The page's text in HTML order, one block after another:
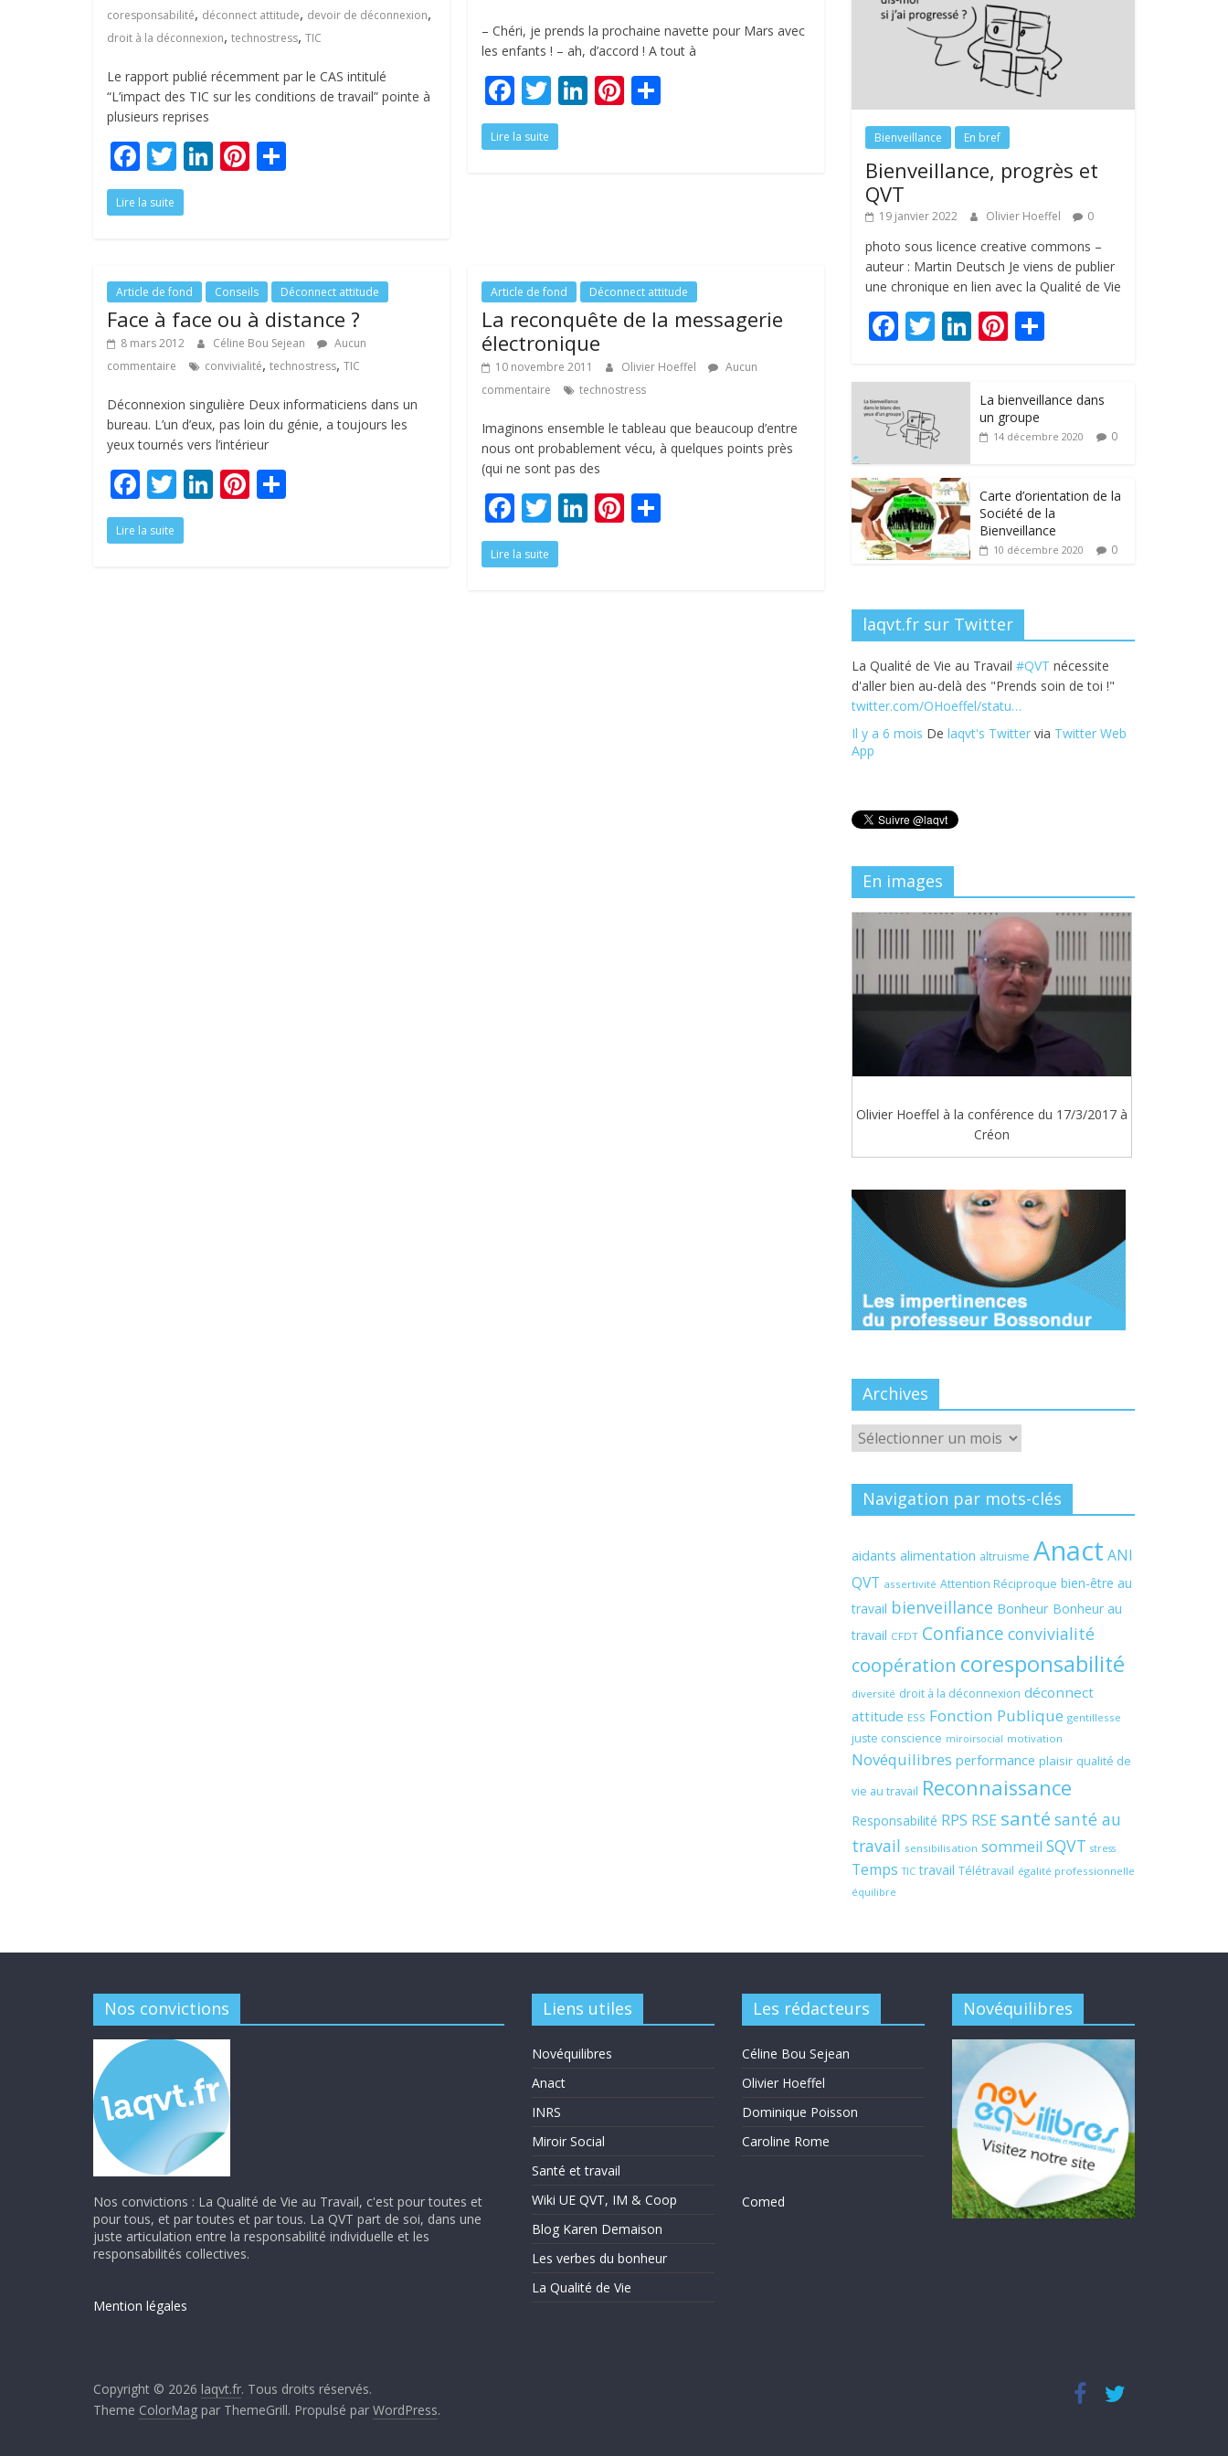
coresponsabilité, déconnect attitude, devoir de déconnexion,
droit à la déconnexion, technostress, TIC
Le rapport publié récemment par le CAS intitulé
“L’impact des TIC sur les conditions de travail” pointe à
plusieurs reprises
F
ac
e
o
o
k
T
w
itt
Li
dI
n
Pi
st er
Lire la suite
– Chéri, je prends la prochaine navette pour Mars avec
les enfants ! – ah, d’accord ! A tout à
F
ac
e
T
w
itt
Li Pi
Lire la suite
Article de fond Conseils Déconnect attitude
Face à face ou à distance ?
8 mars 2012 Céline Bou Sejean
Aucun
commentaire
convivialité, technostress, TIC
Déconnexion singulière Deux informaticiens dans un
bureau. L’un d’eux, pas loin du génie, a toujours les
yeux tournés vers l’intérieur
F
ac
e
T
w
itt
Li Pi
Lire la suite
Article de fond Déconnect attitude
La reconquête de la messagerie
électronique
10 novembre 2011 Olivier Hoeffel
Aucun
commentaire
technostress
Imaginons ensemble le tableau que beaucoup d’entre
nous ont probablement vécu, à quelques points près
(qui ne sont pas des
F
ac
e
T
w
itt
Li Pi
Lire la suite
Bienveillance En bref
Bienveillance, progrès et
QVT
19 janvier 2022 Olivier Hoeffel 0
photo sous licence creative commons –
auteur : Martin Deutsch Je viens de publier
une chronique en lien avec la Qualité de Vie
F
e
b
o
o
k
T
itt
er
Li
e
dI
Pi
e
st
g
er
La bienveillance dans
un groupe
14 décembre 2020 0
Carte d’orientation de la
Société de la
Bienveillance
10 décembre 2020 0
laqvt.fr sur Twitter
La Qualité de Vie au Travail #QVT nécessite
d'aller bien au-delà des "Prends soin de toi !"
twitter.com/OHoeffel/statu…
Il y a 6 mois De laqvt's Twitter via Twitter Web
App
En images
Olivier Hoeffel à la conférence du 17/3/2017 à
Créon
Archives
Archives
Navigation par mots-clés
aidants alimentation altruisme Anact ANI
QVT assertivité Attention Réciproque bien-être au
travail bienveillance Bonheur Bonheur au
travail CFDT Confiance convivialité
coopération coresponsabilité
diversité droit à la déconnexion déconnect
attitude ESS Fonction Publique gentillesse
juste conscience miroirsocial motivation
Novéquilibres performance plaisir qualité de
vie au travail Reconnaissance
Responsabilité RPS RSE santé santé au
travail sensibilisation sommeil SQVT stress
Temps TIC travail Télétravail égalité professionnelle
équilibre
Nos convictions
Nos convictions : La Qualité de Vie au Travail, c'est pour toutes et
pour tous, et par toutes et par tous. La QVT part de soi, dans une
juste articulation entre la responsabilité individuelle et les
responsabilités collectives.
Mention légales
Liens utiles
Novéquilibres
Anact
INRS
Miroir Social
Santé et travail
Wiki UE QVT, IM & Coop
Blog Karen Demaison
Les verbes du bonheur
La Qualité de Vie
Les rédacteurs
Céline Bou Sejean
Olivier Hoeffel
Dominique Poisson
Caroline Rome
Comed
Novéquilibres
Copyright © 2026 laqvt.fr. Tous droits réservés.
Theme ColorMag par ThemeGrill. Propulsé par WordPress.